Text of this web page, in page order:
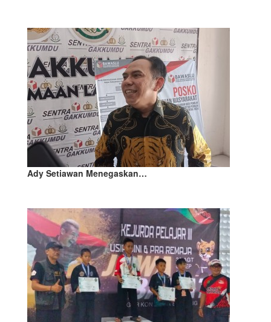
Ady Setiawan Menegaskan…